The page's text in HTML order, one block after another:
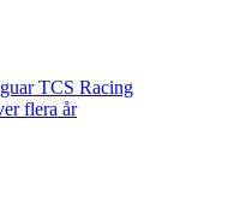
TCS Racing
flera år